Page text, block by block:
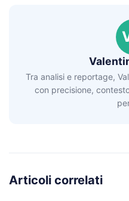
Tra analisi e reportage,
con precisione,
Articoli correlati